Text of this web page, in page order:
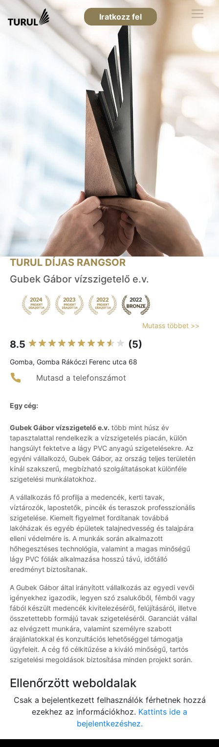
Iratkozz fel
TURUL DÍJAS RANGSOR
Gubek Gábor vízszigetelő e.v.
Mutass többet >>
8.5 (5)
Gomba, Gomba Rákóczi Ferenc utca 68
Mutasd a telefonszámot
Egy cég:
Gubek Gábor vízszigetelő e.v. több mint húsz év
tapasztalattal rendelkezik a vízszigetelés piacán, külön
hangsúlyt fektetve a lágy PVC anyagú szigetelésekre. Az
egyéni vállalkozó, Gubek Gábor, az ország teljes területén
kínál szakszerű, megbízható szolgáltatásokat különféle
szigetelési munkálatokhoz.
A vállalkozás fő profilja a medencék, kerti tavak,
víztározók, lapostetők, pincék és teraszok professzionális
szigetelése. Kiemelt figyelmet fordítanak továbbá
lakóházak és egyéb épületek talajnedvesség és talajpára
elleni védelmére is. A munkák során alkalmazott
hőhegesztéses technológia, valamint a magas minőségű
lágy PVC fóliák alkalmazása hosszú távú, időtálló
eredményt biztosítanak.
A Gubek Gábor által irányított vállalkozás az egyedi vevői
igényekhez igazodik, legyen szó zsalukőből, fémből vagy
fából készült medencék kivitelezéséről, felújításáról, illetve
összetettebb formájú tavak szigeteléséről. Garanciát vállal
az elvégzett munkára, valamint személyre szabott
árajánlatokkal és konzultációs lehetőséggel támogatja
ügyfeleit. A cég fő célkitűzése a kiváló minőségű, tartós
szigetelési megoldások biztosítása minden projekt során.
Ellenőrzött weboldalak
Csak a bejelentkezett felhasználók férhetnek hozzá
ezekhez az információkhoz. Kattints ide a
bejelentkezéshez.